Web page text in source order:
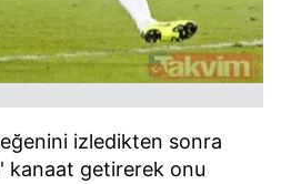
izledikten sonra
kanaat getirerek onu